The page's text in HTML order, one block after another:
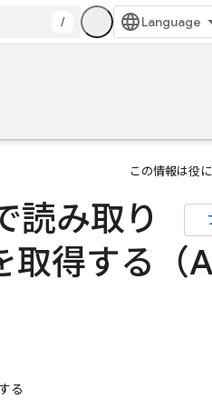
/
この情報は役
読み取り
取得する（
る